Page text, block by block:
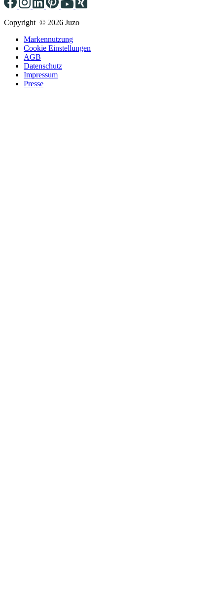
Copyright © 2026 Juzo
Markennutzung
Cookie Einstellungen
AGB
Datenschutz
Impressum
Presse